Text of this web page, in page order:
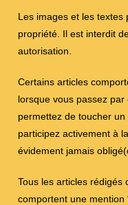
Les images et les textes
propriété. Il est interdit
autorisation.
Certains articles
lorsque vous passez
permettez de toucher
participez activement à
évidement jamais
Tous les articles rédigés
comportent une mention